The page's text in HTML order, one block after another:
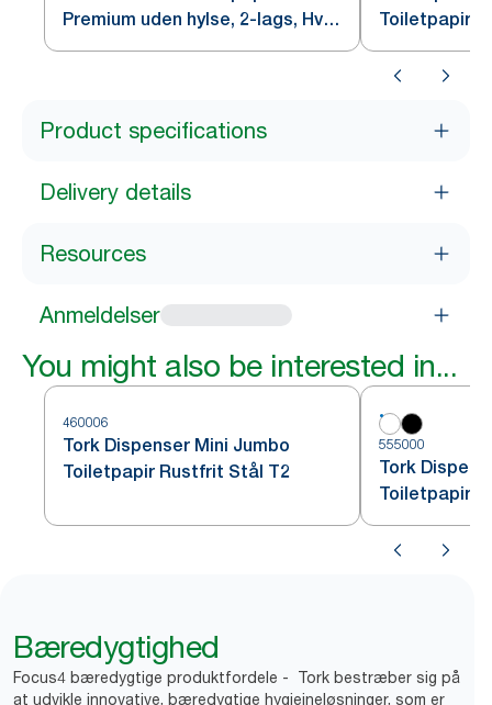
Premium uden hylse, 2-lags, Hvid
T7
Toiletpapir
Product specifications
Delivery details
Resources
Anmeldelser
You might also be interested in...
460006
Tork Dispenser Mini Jumbo
Toiletpapir Rustfrit Stål T2
555000
Tork
Toiletpapir
Bæredygtighed
Focus4 bæredygtige produktfordele - Tork bestræber sig på
at udvikle innovative, bæredygtige hygiejneløsninger, som er